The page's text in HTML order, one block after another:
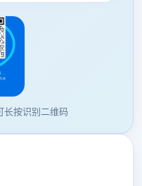
长按识别二维码